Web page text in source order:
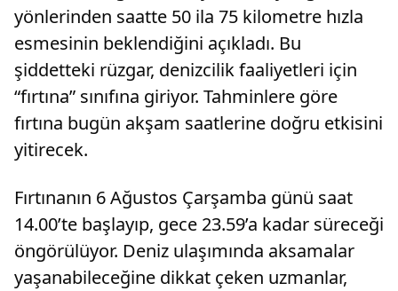
yönlerinden saatte 50 ila 75 kilometre hızla
esmesinin beklendiğini açıkladı. Bu
şiddetteki rüzgar, denizcilik faaliyetleri için
“fırtına” sınıfına giriyor. Tahminlere göre
fırtına bugün akşam saatlerine doğru etkisini
yitirecek.
Fırtınanın 6 Ağustos Çarşamba günü saat
14.00’te başlayıp, gece 23.59’a kadar süreceği
öngörülüyor. Deniz ulaşımında aksamalar
yaşanabileceğine dikkat çeken uzmanlar,